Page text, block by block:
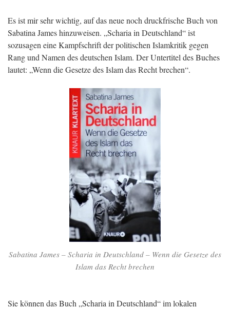
Es ist mir sehr wichtig, auf das neue noch druckfrische Buch von
Sabatina James hinzuweisen. „Scharia in Deutschland“ ist
sozusagen eine Kampfschrift der politischen Islamkritik gegen
Rang und Namen des deutschen Islam. Der Untertitel des Buches
lautet: „Wenn die Gesetze des Islam das Recht brechen“.
Sabatina James – Scharia in Deutschland – Wenn die Gesetze des
Islam das Recht brechen
Sie können das Buch „Scharia in Deutschland“ im lokalen